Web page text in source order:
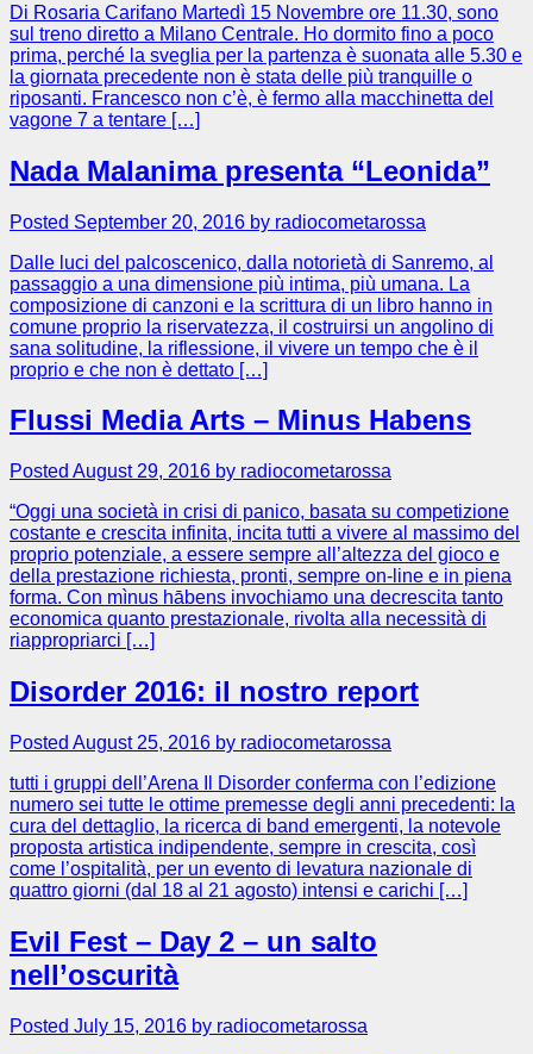
Di Rosaria Carifano Martedì 15 Novembre ore 11.30, sono
sul treno diretto a Milano Centrale. Ho dormito fino a poco
prima, perché la sveglia per la partenza è suonata alle 5.30 e
la giornata precedente non è stata delle più tranquille o
riposanti. Francesco non c’è, è fermo alla macchinetta del
vagone 7 a tentare […]
Nada Malanima presenta “Leonida”
Posted September 20, 2016 by radiocometarossa
Dalle luci del palcoscenico, dalla notorietà di Sanremo, al
passaggio a una dimensione più intima, più umana. La
composizione di canzoni e la scrittura di un libro hanno in
comune proprio la riservatezza, il costruirsi un angolino di
sana solitudine, la riflessione, il vivere un tempo che è il
proprio e che non è dettato […]
Flussi Media Arts – Minus Habens
Posted August 29, 2016 by radiocometarossa
“Oggi una società in crisi di panico, basata su competizione
costante e crescita infinita, incita tutti a vivere al massimo del
proprio potenziale, a essere sempre all’altezza del gioco e
della prestazione richiesta, pronti, sempre on-line e in piena
forma. Con mìnus hābens invochiamo una decrescita tanto
economica quanto prestazionale, rivolta alla necessità di
riappropriarci […]
Disorder 2016: il nostro report
Posted August 25, 2016 by radiocometarossa
tutti i gruppi dell’Arena Il Disorder conferma con l’edizione
numero sei tutte le ottime premesse degli anni precedenti: la
cura del dettaglio, la ricerca di band emergenti, la notevole
proposta artistica indipendente, sempre in crescita, così
come l’ospitalità, per un evento di levatura nazionale di
quattro giorni (dal 18 al 21 agosto) intensi e carichi […]
Evil Fest – Day 2 – un salto
nell’oscurità
Posted July 15, 2016 by radiocometarossa